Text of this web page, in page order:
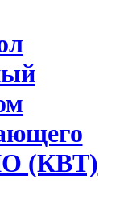
(КВТ)